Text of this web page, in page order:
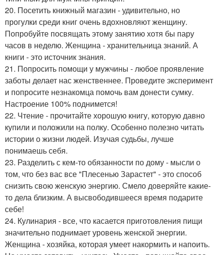
20. Посетить книжный магазин - удивительно, но
прогулки среди книг очень вдохновляют женщину.
Попробуйте посвящать этому занятию хотя бы пару
часов в неделю. Женщина - хранительница знаний. А
книги - это источник знания.
21. Попросить помощи у мужчины - любое проявление
заботы делает нас женственнее. Проведите эксперимент
и попросите незнакомца помочь вам донести сумку.
Настроение 100% поднимется!
22. Чтение - прочитайте хорошую книгу, которую давно
купили и положили на полку. Особенно полезно читать
истории о жизни людей. Изучая судьбы, лучше
понимаешь себя.
23. Разделить с кем-то обязанности по дому - мысли о
том, что без вас все "Плесенью Зарастет" - это способ
снизить свою женскую энергию. Смело доверяйте какие-
то дела близким. А высвободившееся время подарите
себе!
24. Кулинария - все, что касается приготовления пищи
значительно поднимает уровень женской энергии.
Женщина - хозяйка, которая умеет накормить и напоить.